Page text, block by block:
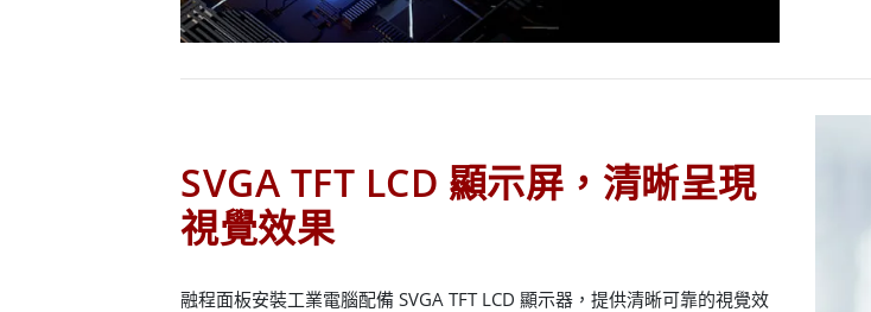
SVGA TFT LCD 顯示屏，清晰呈現
視覺效果
融程面板安裝工業電腦配備 SVGA TFT LCD 顯示器，提供清晰可靠的視覺效